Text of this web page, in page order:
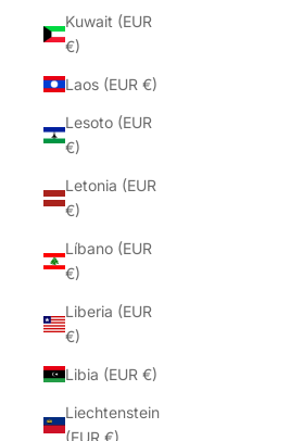
Kuwait (EUR
€)
Laos (EUR €)
Lesoto (EUR
€)
Letonia (EUR
€)
Líbano (EUR
€)
Liberia (EUR
€)
Libia (EUR €)
Liechtenstein
(EUR €)